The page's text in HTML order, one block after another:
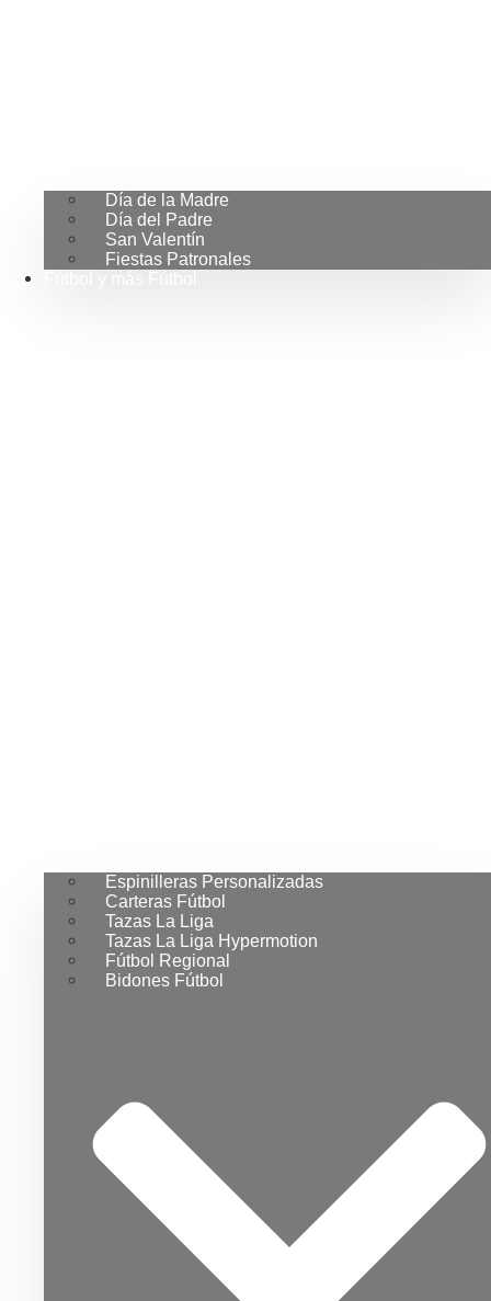
Día de la Madre
Día del Padre
San Valentín
Fiestas Patronales
Espinilleras Personalizadas
Carteras Fútbol
Tazas La Liga
Tazas La Liga Hypermotion
Fútbol Regional
Bidones Fútbol